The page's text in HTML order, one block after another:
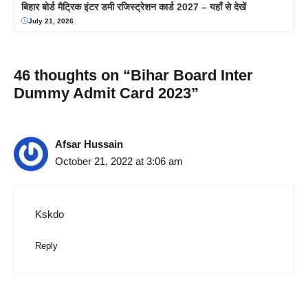
बिहार बोर्ड मैट्रिक इंटर डमी रजिस्ट्रेशन कार्ड 2027 – यहाँ से देखें
July 21, 2026
46 thoughts on “Bihar Board Inter
Dummy Admit Card 2023”
Afsar Hussain
October 21, 2022 at 3:06 am
Kskdo
Reply